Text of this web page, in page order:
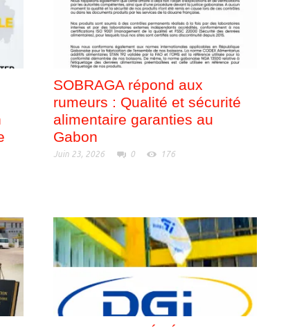
SOBRAGA répond aux
rumeurs : Qualité et sécurité
alimentaire garanties au
Gabon
Juin 23, 2026 0 176